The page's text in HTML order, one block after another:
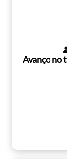
Avanço no